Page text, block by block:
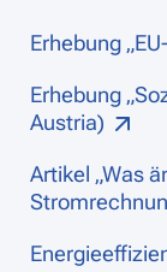
Erhebung
Erhebung
Austria)
Artikel „Was